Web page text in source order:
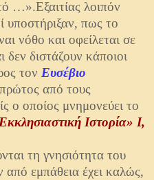
…».Εξαιτίας λοιπόν
υποστήριξαν, πως το
νόθο και οφείλεται σε
διστάζουν κάποιοι
τον Ευσέβιο
πρώτος από τους
ο οποίος μνημονεύει το
Ιστορία» I,
τη γνησιότητα του
εμπάθεια έχει καλώς,